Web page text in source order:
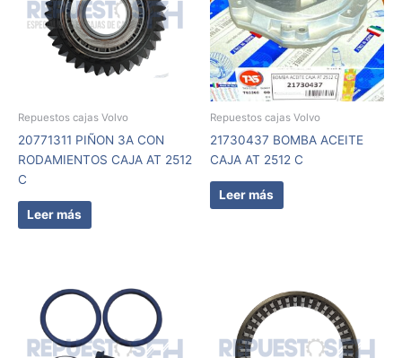
Repuestos cajas Volvo
20771311 PIÑON 3A CON
RODAMIENTOS CAJA AT 2512
C
Leer más
Repuestos cajas Volvo
21730437 BOMBA ACEITE
CAJA AT 2512 C
Leer más